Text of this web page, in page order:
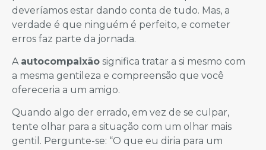
deveríamos estar dando conta de tudo. Mas, a
verdade é que ninguém é perfeito, e cometer
erros faz parte da jornada.
A autocompaixão significa tratar a si mesmo com
a mesma gentileza e compreensão que você
ofereceria a um amigo.
Quando algo der errado, em vez de se culpar,
tente olhar para a situação com um olhar mais
gentil. Pergunte-se: “O que eu diria para um